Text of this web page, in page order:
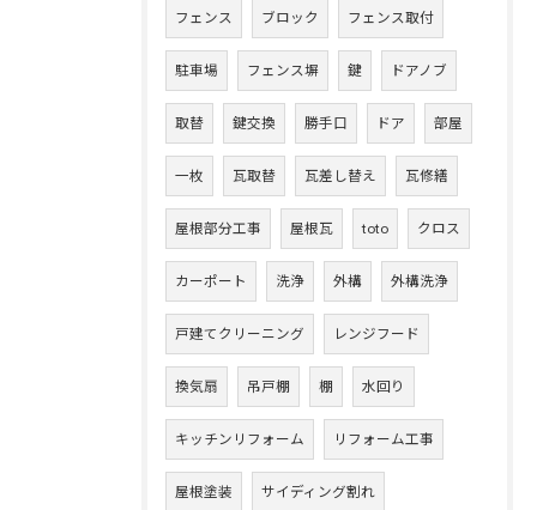
フェンス ブロック フェンス取付
駐車場 フェンス塀 鍵 ドアノブ
取替 鍵交換 勝手口 ドア 部屋
一枚 瓦取替 瓦差し替え 瓦修繕
屋根部分工事 屋根瓦 toto クロス
カーポート 洗浄 外構 外構洗浄
戸建てクリーニング レンジフード
換気扇 吊戸棚 棚 水回り
キッチンリフォーム リフォーム工事
屋根塗装 サイディング割れ